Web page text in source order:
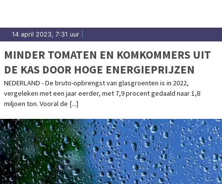
14 april 2023, 7:31 uur
MINDER TOMATEN EN KOMKOMMERS UIT
DE KAS DOOR HOGE ENERGIEPRIJZEN
NEDERLAND - De bruto-opbrengst van glasgroenten is in 2022,
vergeleken met een jaar eerder, met 7,9 procent gedaald naar 1,8
miljoen ton. Vooral de [...]